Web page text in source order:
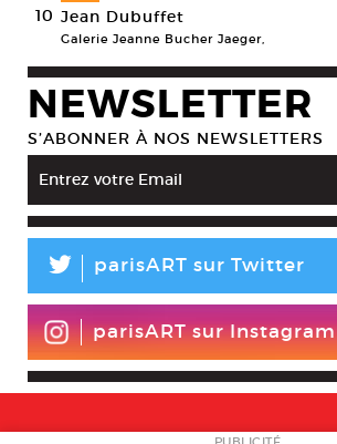
10 Jean Dubuffet
Galerie Jeanne Bucher Jaeger,
NEWSLETTER
S’ABONNER À NOS NEWSLETTERS
L parisART sur Twitter
parisART sur Instagram